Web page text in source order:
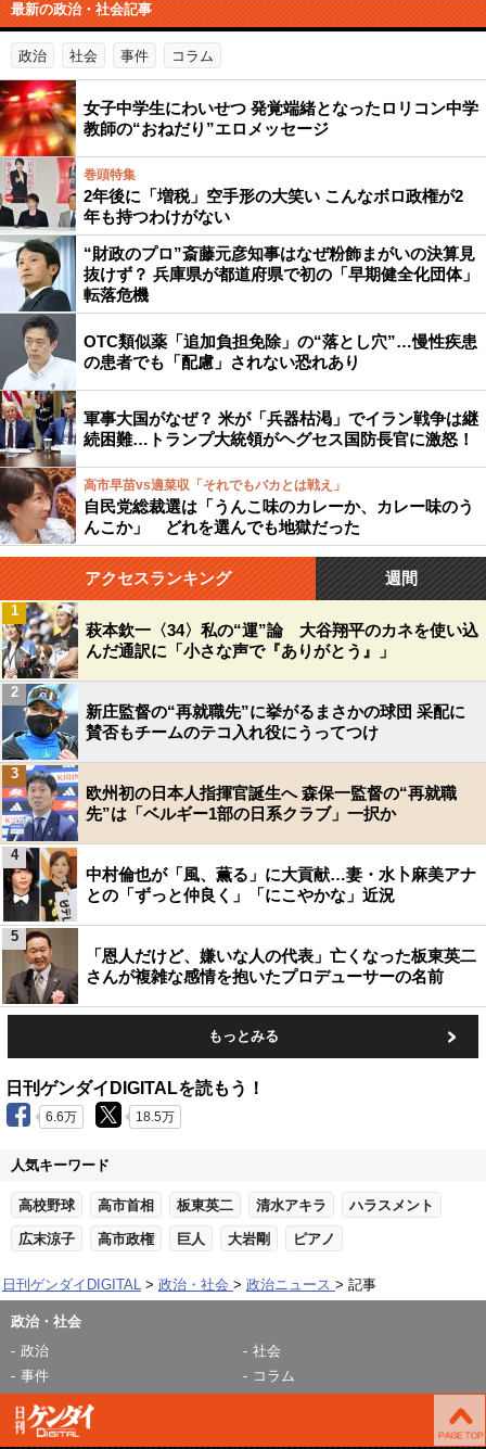
最新の政治・社会記事
政治 社会 事件 コラム
女子中学生にわいせつ 発覚端緒となったロリコン中学
教師の“おねだり”エロメッセージ
巻頭特集
2年後に「増税」空手形の大笑い こんなボロ政権が2
年も持つわけがない
“財政のプロ”斎藤元彦知事はなぜ粉飾まがいの決算見
抜けず？ 兵庫県が都道府県で初の「早期健全化団体」
転落危機
OTC類似薬「追加負担免除」の“落とし穴”…慢性疾患
の患者でも「配慮」されない恐れあり
軍事大国がなぜ？ 米が「兵器枯渇」でイラン戦争は継
続困難…トランプ大統領がヘグセス国防長官に激怒！
高市早苗vs適菜収「それでもバカとは戦え」
自民党総裁選は「うんこ味のカレーか、カレー味のう
んこか」 どれを選んでも地獄だった
アクセスランキング 週間
萩本欽一〈34〉私の“運”論 大谷翔平のカネを使い込
んだ通訳に「小さな声で『ありがとう』」
1
新庄監督の“再就職先”に挙がるまさかの球団 采配に
賛否もチームのテコ入れ役にうってつけ
2
欧州初の日本人指揮官誕生へ 森保一監督の“再就職
先”は「ベルギー1部の日系クラブ」一択か
3
中村倫也が「風、薫る」に大貢献…妻・水卜麻美アナ
との「ずっと仲良く」「にこやかな」近況
4
「恩人だけど、嫌いな人の代表」亡くなった板東英二
さんが複雑な感情を抱いたプロデューサーの名前
5
もっとみる
日刊ゲンダイDIGITALを読もう！
6.6万 18.5万
人気キーワード
高校野球 高市首相 板東英二 清水アキラ ハラスメント
広末涼子 高市政権 巨人 大岩剛 ピアノ
日刊ゲンダイDIGITAL 政治・社会 政治ニュース 記事
政治・社会
政治
社会
事件
コラム